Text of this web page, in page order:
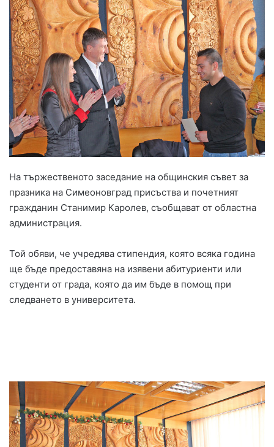
На тържественото заседание на общинския съвет за
празника на Симеоновград присъства и почетният
гражданин Станимир Каролев, съобщават от областна
администрация.
Той обяви, че учредява стипендия, която всяка година
ще бъде предоставяна на изявени абитуриенти или
студенти от града, която да им бъде в помощ при
следването в университета.